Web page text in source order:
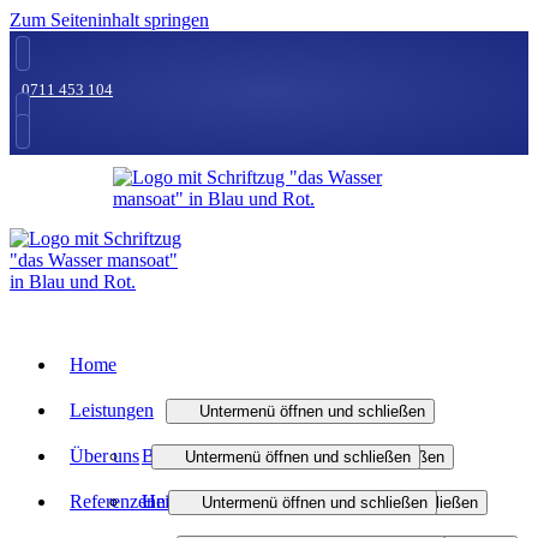
Zum Seiteninhalt springen
0711 453 104
Home
Leistungen Untermenü öffnen und schließen
Bad Untermenü öffnen und schließen
Badmodernisierung
Heizung Untermenü öffnen und schließen
Über uns Untermenü öffnen und schließen
Unternehmen
Referenzen Untermenü öffnen und schließen